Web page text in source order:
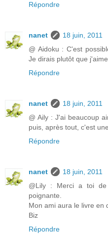
Répondre
nanet
18 juin, 2011
@ Aidoku : C'est
Je dirais plutôt que j'aime
Répondre
nanet
18 juin, 2011
@ Aily : J'ai beaucoup
puis, après tout, c'est
Répondre
nanet
18 juin, 2011
@Lily : Merci a toi
poignante.
Mon ami aura le livre en
Biz
Répondre